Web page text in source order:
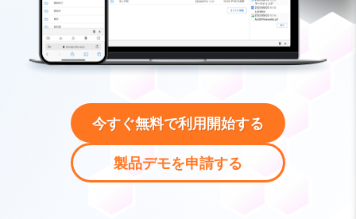
今すぐ無料で利用開始する
製品デモを申請する